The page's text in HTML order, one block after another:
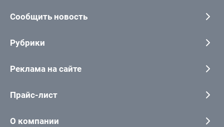
Сообщить новость
Рубрики
Реклама на сайте
Прайс-лист
О компании